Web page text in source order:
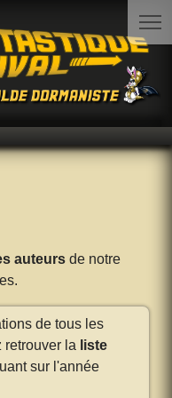
auteurs de notre
de tous les
retrouver la liste
sur l'année